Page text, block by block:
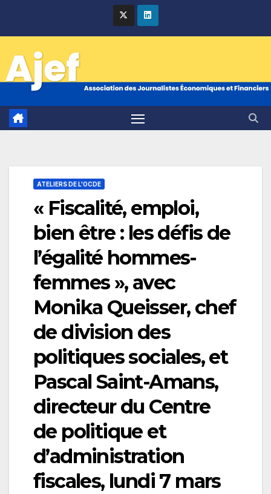
ATELIERS DE L'OCDE
« Fiscalité, emploi,
bien être : les défis de
l’égalité hommes-
femmes », avec
Monika Queisser, chef
de division des
politiques sociales, et
Pascal Saint-Amans,
directeur du Centre
de politique et
d’administration
fiscales, lundi 7 mars